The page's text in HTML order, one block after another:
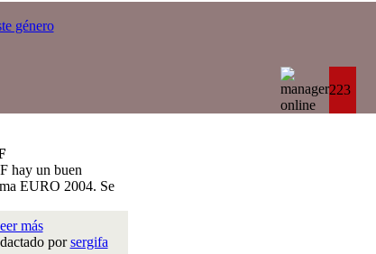
género
223
hay un buen
EURO 2004. Se
más
porsergifa